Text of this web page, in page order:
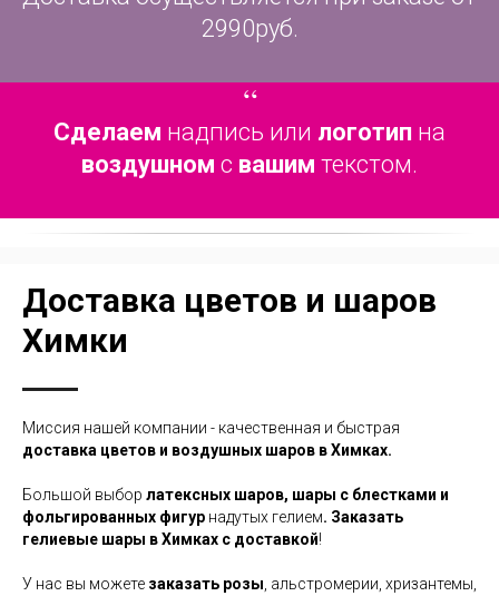
2990руб.
“
Сделаем надпись или логотип на
воздушном с вашим текстом.
Доставка цветов и шаров
Химки
Миссия нашей компании - качественная и быстрая
доставка цветов и воздушных шаров в Химках.
Большой выбор латексных шаров, шары с блестками и
фольгированных фигур надутых гелием. Заказать
гелиевые шары в Химках с доставкой!
У нас вы можете заказать розы , альстромерии, хризантемы,